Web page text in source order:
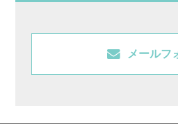
メールフ